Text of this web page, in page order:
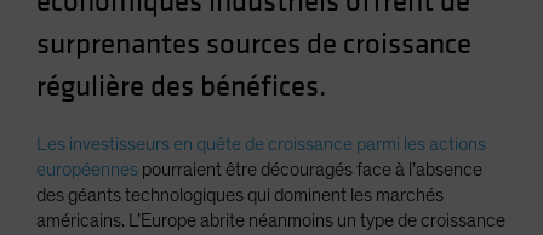
United States (US Citizens)
US (Non-US Citizens/NRC)
surprenantes sources de croissance
régulière des bénéfices.
Les investisseurs en quête de croissance parmi les actions
européennes pourraient être découragés face à l’absence
des géants technologiques qui dominent les marchés
américains. L’Europe abrite néanmoins un type de croissance